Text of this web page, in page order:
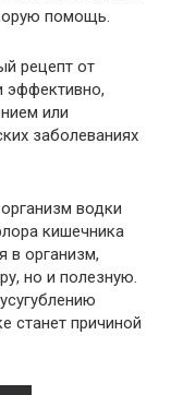
помощь.
рецепт от
эффективно,
или
заболеваниях
водки
кишечника
в организм,
но и полезную.
станет причиной